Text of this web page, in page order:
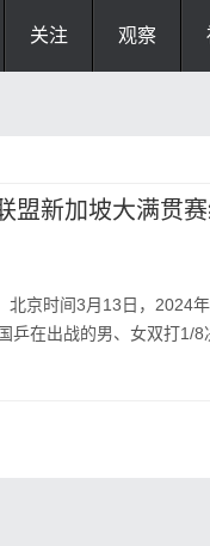
关注 观察
盟新加坡大满贯
北京时间3月13日，2024
乒在出战的男、女双打1/